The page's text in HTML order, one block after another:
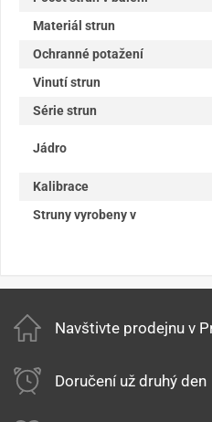
Materiál strun
Ochranné potažení
Vinutí strun
Série strun
Jádro
Kalibrace
Struny vyrobeny v
Navštivte prodejnu v
Doručení už druhý den